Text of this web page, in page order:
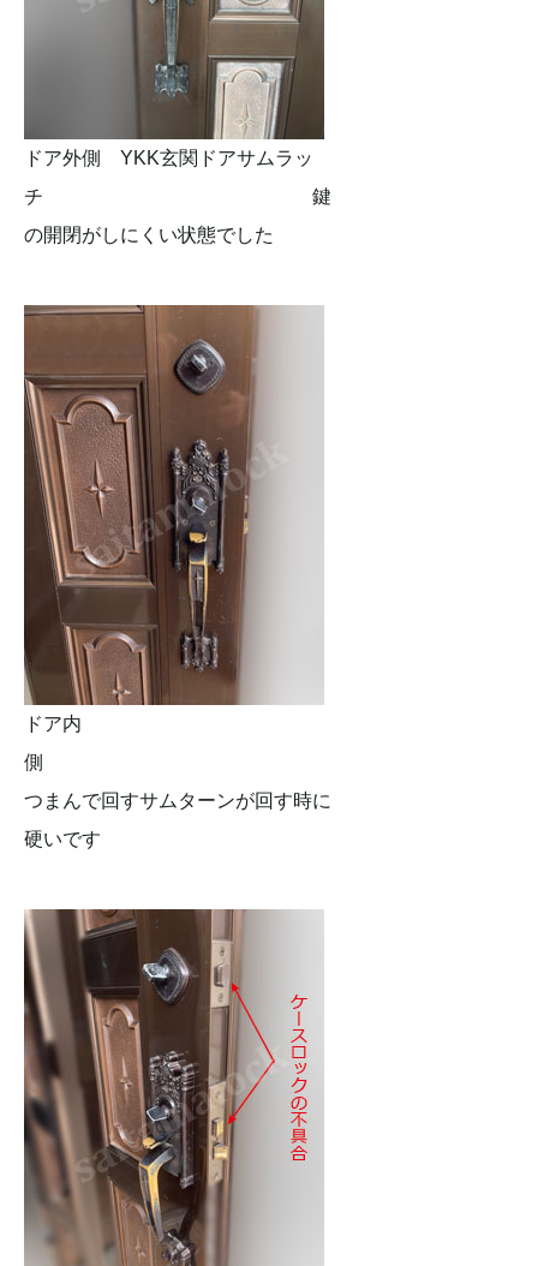
ドア外側 YKK玄関ドアサムラッ
チ 鍵
の開閉がしにくい状態でした
ドア内
側
つまんで回すサムターンが回す時に
硬いです